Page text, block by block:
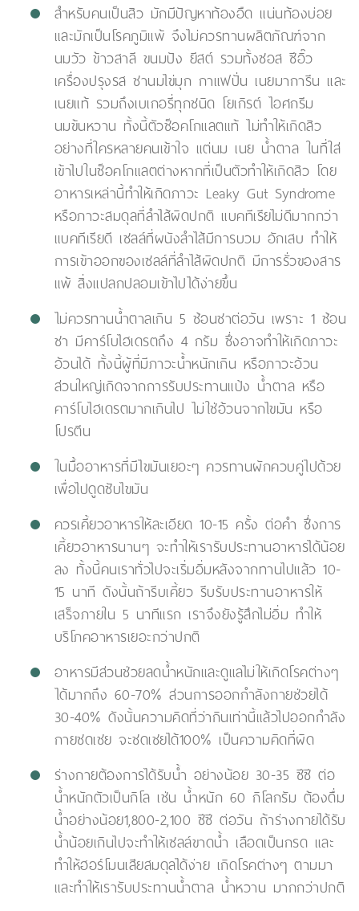
สำหรับคนเป็นสิว มักมีปัญหาท้องอืด แน่นท้องบ่อย
และมักเป็นโรคภูมิแพ้ จึงไม่ควรทานผลิตภัณฑ์จาก
นมวัว ข้าวสาลี ขนมปัง ยีสต์ รวมทั้งซอส ซีอิ๊ว
เครื่องปรุงรส ชานมไข่มุก กาแฟปั่น เนยมาการีน และ
เนยแท้ รวมถึงเบเกอรี่ทุกชนิด โยเกิรต์ ไอศกรีม
นมข้นหวาน ทั้งนี้ตัวช็อคโกแลตแท้ ไม่ทำให้เกิดสิว
อย่างที่ใครหลายคนเข้าใจ แต่นม เนย น้ำตาล ในที่ใส่
เข้าไปในช็อคโกแลตต่างหากที่เป็นตัวทำให้เกิดสิว โดย
อาหารเหล่านี้ทำให้เกิดภาวะ Leaky Gut Syndrome
หรือภาวะสมดุลที่ลำไส้ผิดปกติ แบคทีเรียไม่ดีมากกว่า
แบคทีเรียดี เซลล์ที่ผนังลำไส้มีการบวม อักเสบ ทำให้
การเข้าออกของเซลล์ที่ลำไส้ผิดปกติ มีการรั่วของสาร
แพ้ สิ่งแปลกปลอมเข้าไปได้ง่ายขึ้น
ไม่ควรทานน้ำตาลเกิน 5 ช้อนชาต่อวัน เพราะ 1 ช้อน
ชา มีคาร์โบไฮเดรตถึง 4 กรัม ซึ่งอาจทำให้เกิดภาวะ
อ้วนได้ ทั้งนี้ผู้ที่มีภาวะน้ำหนักเกิน หรือภาวะอ้วน
ส่วนใหญ่เกิดจากการรับประทานแป้ง น้ำตาล หรือ
คาร์โบไฮเดรตมากเกินไป ไม่ใช่อ้วนจากไขมัน หรือ
โปรตีน
ในมื้ออาหารที่มีไขมันเยอะๆ ควรทานผักควบคู่ไปด้วย
เพื่อไปดูดซับไขมัน
ควรเคี้ยวอาหารให้ละเอียด 10-15 ครั้ง ต่อคำ ซึ่งการ
เคี้ยวอาหารนานๆ จะทำให้เรารับประทานอาหารได้น้อย
ลง ทั้งนี้คนเราทั่วไปจะเริ่มอิ่มหลังจากทานไปแล้ว 10-
15 นาที ดังนั้นถ้ารีบเคี้ยว รีบรับประทานอาหารให้
เสร็จภายใน 5 นาทีแรก เราจึงยังรู้สึกไม่อิ่ม ทำให้
บริโภคอาหารเยอะกว่าปกติ
อาหารมีส่วนช่วยลดน้ำหนักและดูแลไม่ให้เกิดโรคต่างๆ
ได้มากถึง 60-70% ส่วนการออกกำลังกายช่วยได้
30-40% ดังนั้นความคิดที่ว่ากินเท่านี้แล้วไปออกกำลัง
กายชดเชย จะชดเชยได้100% เป็นความคิดที่ผิด
ร่างกายต้องการได้รับน้ำ อย่างน้อย 30-35 ซีซี ต่อ
น้ำหนักตัวเป็นกิโล เช่น น้ำหนัก 60 กิโลกรัม ต้องดื่ม
น้ำอย่างน้อย1,800-2,100 ซีซี ต่อวัน ถ้าร่างกายได้รับ
น้ำน้อยเกินไปจะทำให้เซลล์ขาดน้ำ เลือดเป็นกรด และ
ทำให้ฮอร์โมนเสียสมดุลได้ง่าย เกิดโรคต่างๆ ตามมา
และทำให้เรารับประทานน้ำตาล น้ำหวาน มากกว่าปกติ